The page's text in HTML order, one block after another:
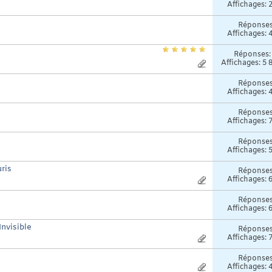
Affichages:
Affichages:
Affichages: 5
Affichages:
Affichages:
Affichages:
Affichages:
Affichages:
Affichages:
Affichages: